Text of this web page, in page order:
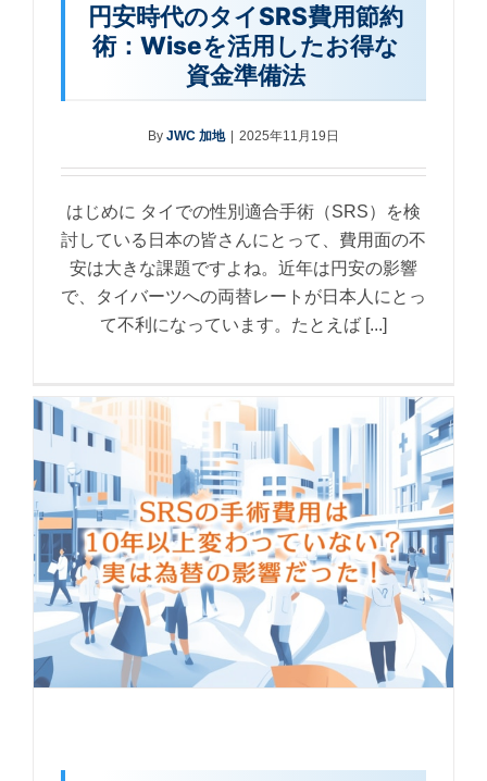
円安時代のタイSRS費用節約
術：Wiseを活用したお得な
資金準備法
By JWC 加地 | 2025年11月19日
はじめに タイでの性別適合手術（SRS）を検
討している日本の皆さんにとって、費用面の不
安は大きな課題ですよね。近年は円安の影響
で、タイバーツへの両替レートが日本人にとっ
て不利になっています。たとえば [...]